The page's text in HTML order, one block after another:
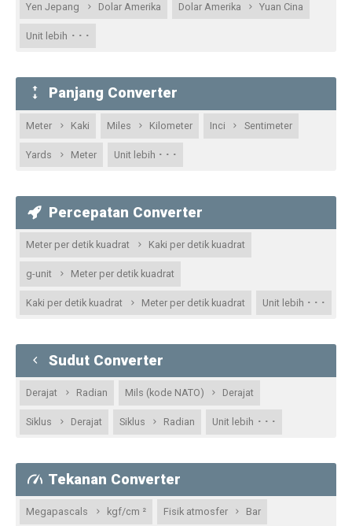
Yen Jepang Dolar Amerika Dolar Amerika Yuan Cina
Unit lebih · · ·
Panjang Converter
Meter Kaki Miles Kilometer Inci Sentimeter
Yards Meter Unit lebih · · ·
Percepatan Converter
Meter per detik kuadrat Kaki per detik kuadrat
g-unit Meter per detik kuadrat
Kaki per detik kuadrat Meter per detik kuadrat Unit lebih · · ·
Sudut Converter
Derajat Radian Mils (kode NATO) Derajat
Siklus Derajat Siklus Radian Unit lebih · · ·
Tekanan Converter
Megapascals kgf/cm ² Fisik atmosfer Bar